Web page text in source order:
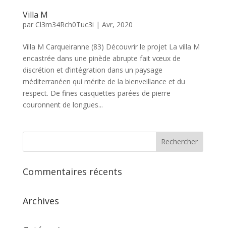
Villa M
par Cl3m34Rch0Tuc3i | Avr, 2020
Villa M Carqueiranne (83) Découvrir le projet La villa M
encastrée dans une pinède abrupte fait vœux de
discrétion et d’intégration dans un paysage
méditerranéen qui mérite de la bienveillance et du
respect. De fines casquettes parées de pierre
couronnent de longues...
Commentaires récents
Archives